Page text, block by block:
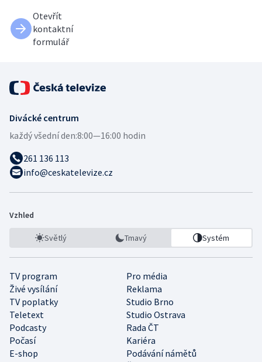
Otevřít
kontaktní
formulář
Divácké centrum
každý všední den:8:00—16:00 hodin
261 136 113
info@ceskatelevize.cz
Vzhled
Světlý Tmavý Systém
TV program
Pro média
Živé vysílání
Reklama
TV poplatky
Studio Brno
Teletext
Studio Ostrava
Podcasty
Rada ČT
Počasí
Kariéra
E-shop
Podávání námětů